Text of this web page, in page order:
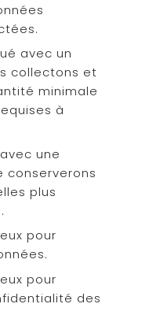
avec un
collectons et
minimale
à
une
conserverons
plus
pour
pour
des